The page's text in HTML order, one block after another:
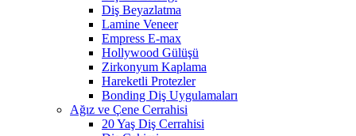
Diş Beyazlatma
Lamine Veneer
Empress E-max
Hollywood Gülüşü
Zirkonyum Kaplama
Hareketli Protezler
Bonding Diş Uygulamaları
Ağız ve Çene Cerrahisi
20 Yaş Diş Cerrahisi